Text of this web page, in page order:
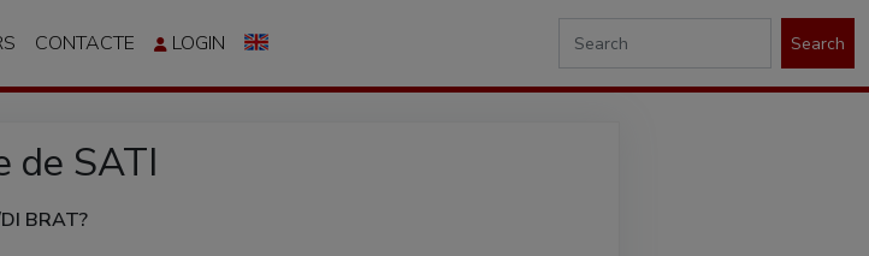
CONTACTE LOGIN Search
de SATI
BRAT?